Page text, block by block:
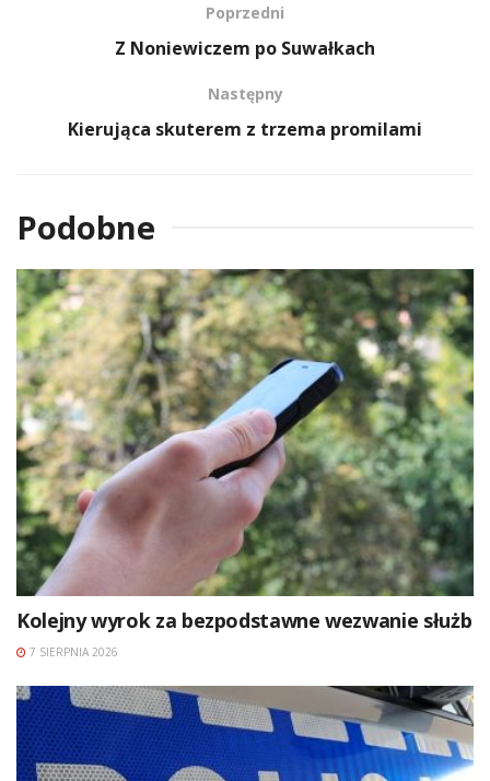
Poprzedni
Z Noniewiczem po Suwałkach
Następny
Kierująca skuterem z trzema promilami
Podobne
Kolejny wyrok za bezpodstawne wezwanie służb
7 SIERPNIA 2026